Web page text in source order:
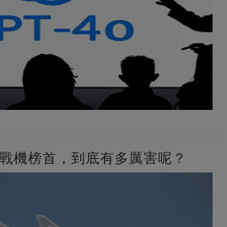
機榜首，到底有多厲害呢？